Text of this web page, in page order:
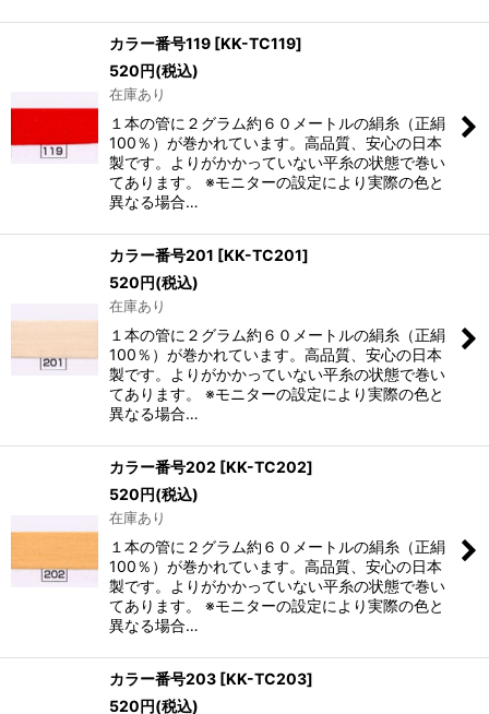
カラー番号119 [KK-TC119]
520円(税込)
在庫あり
１本の管に２グラム約６０メートルの絹糸（正絹
100％）が巻かれています。高品質、安心の日本
製です。よりがかかっていない平糸の状態で巻い
てあります。 ※モニターの設定により実際の色と
異なる場合…
カラー番号201 [KK-TC201]
520円(税込)
在庫あり
１本の管に２グラム約６０メートルの絹糸（正絹
100％）が巻かれています。高品質、安心の日本
製です。よりがかかっていない平糸の状態で巻い
てあります。 ※モニターの設定により実際の色と
異なる場合…
カラー番号202 [KK-TC202]
520円(税込)
在庫あり
１本の管に２グラム約６０メートルの絹糸（正絹
100％）が巻かれています。高品質、安心の日本
製です。よりがかかっていない平糸の状態で巻い
てあります。 ※モニターの設定により実際の色と
異なる場合…
カラー番号203 [KK-TC203]
520円(税込)